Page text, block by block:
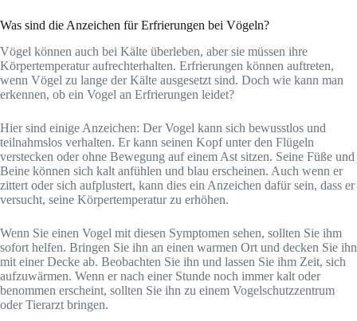
Was sind die Anzeichen für Erfrierungen bei Vögeln?
Vögel können auch bei Kälte überleben, aber sie müssen ihre
Körpertemperatur aufrechterhalten. Erfrierungen können auftreten,
wenn Vögel zu lange der Kälte ausgesetzt sind. Doch wie kann man
erkennen, ob ein Vogel an Erfrierungen leidet?
Hier sind einige Anzeichen: Der Vogel kann sich bewusstlos und
teilnahmslos verhalten. Er kann seinen Kopf unter den Flügeln
verstecken oder ohne Bewegung auf einem Ast sitzen. Seine Füße und
Beine können sich kalt anfühlen und blau erscheinen. Auch wenn er
zittert oder sich aufplustert, kann dies ein Anzeichen dafür sein, dass er
versucht, seine Körpertemperatur zu erhöhen.
Wenn Sie einen Vogel mit diesen Symptomen sehen, sollten Sie ihm
sofort helfen. Bringen Sie ihn an einen warmen Ort und decken Sie ihn
mit einer Decke ab. Beobachten Sie ihn und lassen Sie ihm Zeit, sich
aufzuwärmen. Wenn er nach einer Stunde noch immer kalt oder
benommen erscheint, sollten Sie ihn zu einem Vogelschutzzentrum
oder Tierarzt bringen.